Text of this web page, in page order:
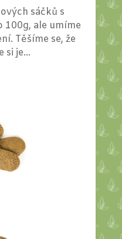
sáčků s
ale umíme
Těšíme se, že
si je...